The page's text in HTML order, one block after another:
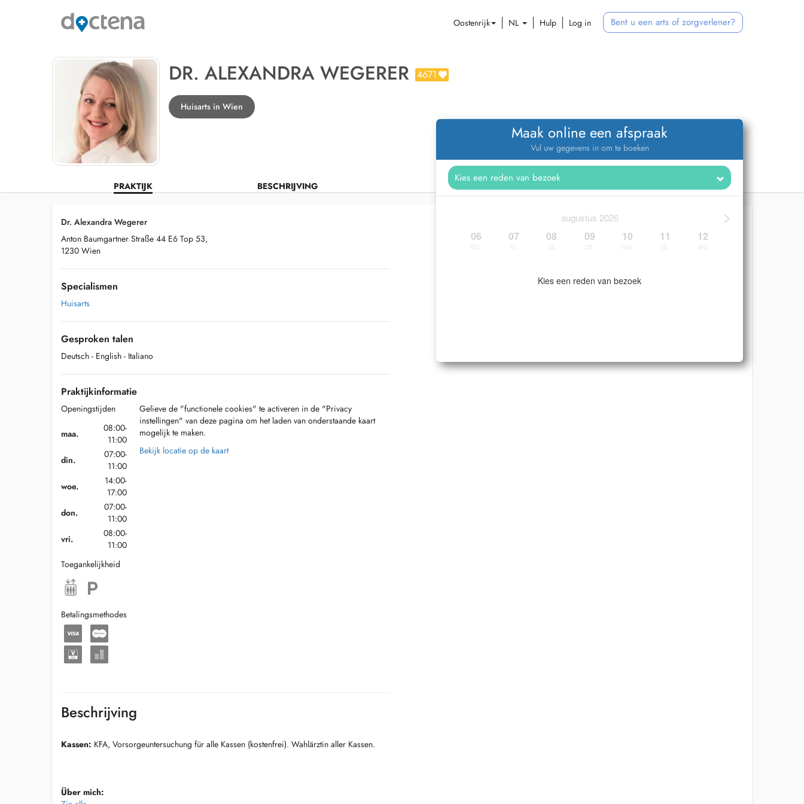
Oostenrijk NL Hulp Log in Bent u een arts of zorgverlener?
DR. ALEXANDRA WEGERER 4671
Huisarts in Wien
PRAKTIJK BESCHRIJVING
Maak online een afspraak
Vul uw gegevens in om te boeken
>
augustus 2026
06 07 08 09 10 11 12
Kies een reden van bezoek
Dr. Alexandra Wegerer
Anton Baumgartner Straße 44 E6 Top 53,
1230 Wien
Specialismen
Huisarts
Gesproken talen
Deutsch - English - Italiano
Praktijkinformatie
Openingstijden
maa.
08:00-
11:00
din.
07:00-
11:00
woe.
14:00-
17:00
don.
07:00-
11:00
vri.
08:00-
11:00
Toegankelijkheid
Betalingsmethodes
Gelieve de "functionele cookies" te activeren in de "Privacy
instellingen" van deze pagina om het laden van onderstaande kaart
mogelijk te maken.
Bekijk locatie op de kaart
Beschrijving
Kassen: KFA, Vorsorgeuntersuchung für alle Kassen (kostenfrei). Wahlärztin aller Kassen.
Über mich: